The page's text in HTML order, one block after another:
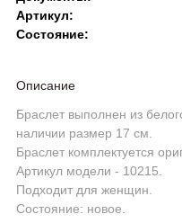
Артикул:
Состояние:
Описание
Браслет выполнен из
наличии размер 17 см.
Браслет комплектуется
Артикул модели - 10215.
Подходит для женщин.
Состояние: новое.